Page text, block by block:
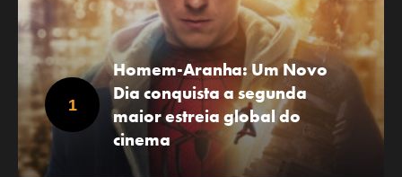
Homem-Aranha: Um Novo
Dia conquista a segunda
maior estreia global do
cinema